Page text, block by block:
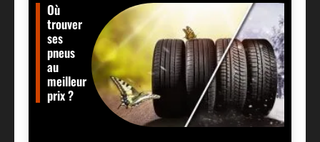
Où
trouver
ses
pneus
au
meilleur
prix ?